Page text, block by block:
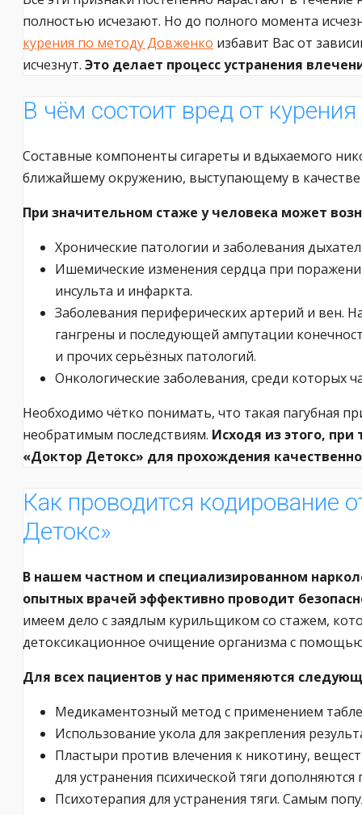
полностью исчезают. Но до полного момента
курения по методу Довженко избавит Вас от
исчезнут. Это делает процесс устранения
В чём состоит вред от
Составные компоненты сигареты и вдыхаемого
ближайшему окружению, выступающему в
При значительном стаже у человека может
Хронические патологии и заболевания
Ишемические изменения сердца при
инсульта и инфаркта.
Заболевания периферических артерий и вен.
гангрены и последующей ампутации
и прочих серьёзных патологий.
Онкологические заболевания, среди которых
Необходимо чётко понимать, что такая пагубная
необратимым последствиям. Исходя из этого,
«Доктор Детокс» для прохождения
Как проводится кодирование
Детокс»
В нашем частном и специализированном
опытных врачей эффективно проводит
имеем дело с заядлым курильщиком со стажем,
детоксикационное очищение организма с
Для всех пациентов у нас применяются
Медикаментозный метод с применением
Использование укола для закрепления
Пластыри против влечения к никотину,
для устранения психической тяги
Психотерапия для устранения тяги. Самым